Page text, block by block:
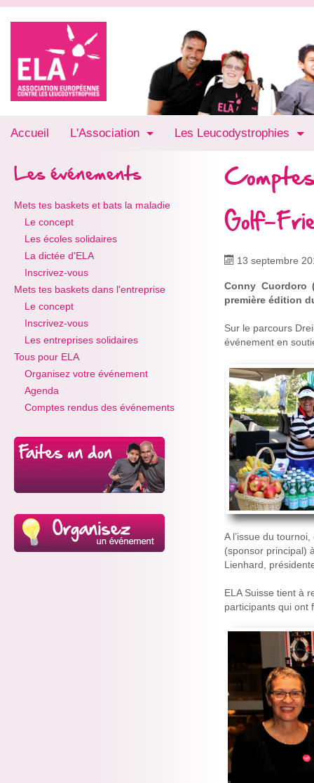
Accueil L'Association Les Leucodystrophies
Les événements
Mets tes baskets et bats la maladie
Le concept
Les écoles solidaires
La dictée d'ELA
Inscrivez-vous
Mets tes baskets dans l'entreprise
Le concept
Inscrivez-vous
Les entreprises solidaires
Tous pour ELA
Organisez votre événement
Agenda
Comptes rendus des événements
Golf-
13 septembre
Conny Cuordoro
première édition
Sur le parcours
événement en
A l’issue du
(sponsor principal)
Lienhard,
ELA Suisse tient à
participants qui ont